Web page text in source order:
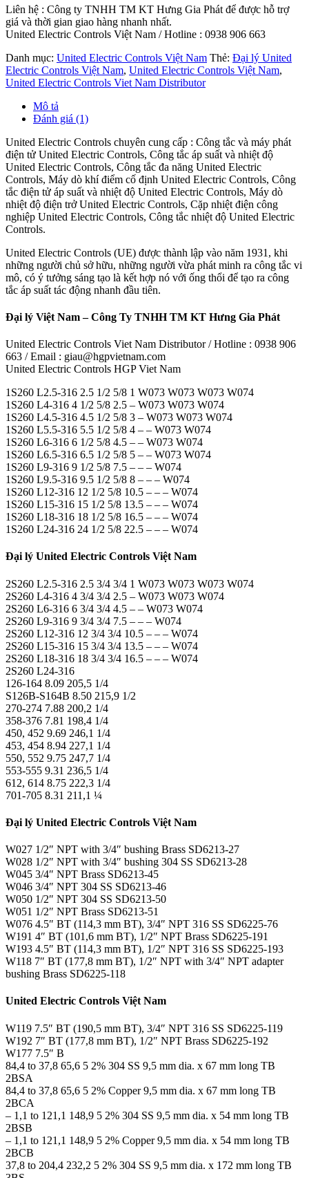
Liên hệ : Công ty TNHH TM KT Hưng Gia Phát để được hỗ trợ
giá và thời gian giao hàng nhanh nhất.
United Electric Controls Việt Nam / Hotline : 0938 906 663
Danh mục: United Electric Controls Việt Nam Thẻ: Đại lý United
Electric Controls Việt Nam, United Electric Controls Việt Nam,
United Electric Controls Viet Nam Distributor
Mô tả
Đánh giá (1)
United Electric Controls chuyên cung cấp : Công tắc và máy phát
điện tử United Electric Controls, Công tắc áp suất và nhiệt độ
United Electric Controls, Công tắc đa năng United Electric
Controls, Máy dò khí điểm cố định United Electric Controls, Công
tắc điện tử áp suất và nhiệt độ United Electric Controls, Máy dò
nhiệt độ điện trở United Electric Controls, Cặp nhiệt điện công
nghiệp United Electric Controls, Công tắc nhiệt độ United Electric
Controls.
United Electric Controls (UE) được thành lập vào năm 1931, khi
những người chủ sở hữu, những người vừa phát minh ra công tắc vi
mô, có ý tưởng sáng tạo là kết hợp nó với ống thổi để tạo ra công
tắc áp suất tác động nhanh đầu tiên.
Đại lý Việt Nam – Công Ty TNHH TM KT Hưng Gia Phát
United Electric Controls Viet Nam Distributor / Hotline : 0938 906
663 / Email : giau@hgpvietnam.com
United Electric Controls HGP Viet Nam
1S260 L2.5-316 2.5 1/2 5/8 1 W073 W073 W073 W074
1S260 L4-316 4 1/2 5/8 2.5 – W073 W073 W074
1S260 L4.5-316 4.5 1/2 5/8 3 – W073 W073 W074
1S260 L5.5-316 5.5 1/2 5/8 4 – – W073 W074
1S260 L6-316 6 1/2 5/8 4.5 – – W073 W074
1S260 L6.5-316 6.5 1/2 5/8 5 – – W073 W074
1S260 L9-316 9 1/2 5/8 7.5 – – – W074
1S260 L9.5-316 9.5 1/2 5/8 8 – – – W074
1S260 L12-316 12 1/2 5/8 10.5 – – – W074
1S260 L15-316 15 1/2 5/8 13.5 – – – W074
1S260 L18-316 18 1/2 5/8 16.5 – – – W074
1S260 L24-316 24 1/2 5/8 22.5 – – – W074
Đại lý United Electric Controls Việt Nam
2S260 L2.5-316 2.5 3/4 3/4 1 W073 W073 W073 W074
2S260 L4-316 4 3/4 3/4 2.5 – W073 W073 W074
2S260 L6-316 6 3/4 3/4 4.5 – – W073 W074
2S260 L9-316 9 3/4 3/4 7.5 – – – W074
2S260 L12-316 12 3/4 3/4 10.5 – – – W074
2S260 L15-316 15 3/4 3/4 13.5 – – – W074
2S260 L18-316 18 3/4 3/4 16.5 – – – W074
2S260 L24-316
126-164 8.09 205,5 1/4
S126B-S164B 8.50 215,9 1/2
270-274 7.88 200,2 1/4
358-376 7.81 198,4 1/4
450, 452 9.69 246,1 1/4
453, 454 8.94 227,1 1/4
550, 552 9.75 247,7 1/4
553-555 9.31 236,5 1/4
612, 614 8.75 222,3 1/4
701-705 8.31 211,1 ¼
Đại lý United Electric Controls Việt Nam
W027 1/2″ NPT with 3/4″ bushing Brass SD6213-27
W028 1/2″ NPT with 3/4″ bushing 304 SS SD6213-28
W045 3/4″ NPT Brass SD6213-45
W046 3/4″ NPT 304 SS SD6213-46
W050 1/2″ NPT 304 SS SD6213-50
W051 1/2″ NPT Brass SD6213-51
W076 4.5″ BT (114,3 mm BT), 3/4″ NPT 316 SS SD6225-76
W191 4″ BT (101,6 mm BT), 1/2″ NPT Brass SD6225-191
W193 4.5″ BT (114,3 mm BT), 1/2″ NPT 316 SS SD6225-193
W118 7″ BT (177,8 mm BT), 1/2″ NPT with 3/4″ NPT adapter
bushing Brass SD6225-118
United Electric Controls Việt Nam
W119 7.5″ BT (190,5 mm BT), 3/4″ NPT 316 SS SD6225-119
W192 7″ BT (177,8 mm BT), 1/2″ NPT Brass SD6225-192
W177 7.5″ B
84,4 to 37,8 65,6 5 2% 304 SS 9,5 mm dia. x 67 mm long TB
2BSA
84,4 to 37,8 65,6 5 2% Copper 9,5 mm dia. x 67 mm long TB
2BCA
– 1,1 to 121,1 148,9 5 2% 304 SS 9,5 mm dia. x 54 mm long TB
2BSB
– 1,1 to 121,1 148,9 5 2% Copper 9,5 mm dia. x 54 mm long TB
2BCB
37,8 to 204,4 232,2 5 2% 304 SS 9,5 mm dia. x 172 mm long TB